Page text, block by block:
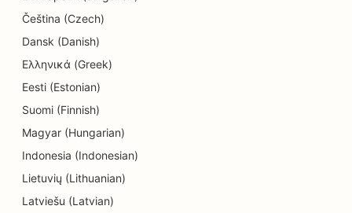
SEO hariduse ja lastehoiuteenuste jaoks
SEO elektrikele
SEO elektroonikakauplustele
SEO endodontidele
SEO inseneribüroodele
SEO meelelahutuse ja vaba aja veetmise jaoks
SEO põgenemistubade jaoks
Čeština (Czech)
Dansk (Danish)
Ελληνικά (Greek)
Eesti (Estonian)
Suomi (Finnish)
Magyar (Hungarian)
Indonesia (Indonesian)
Lietuvių (Lithuanian)
Latviešu (Latvian)